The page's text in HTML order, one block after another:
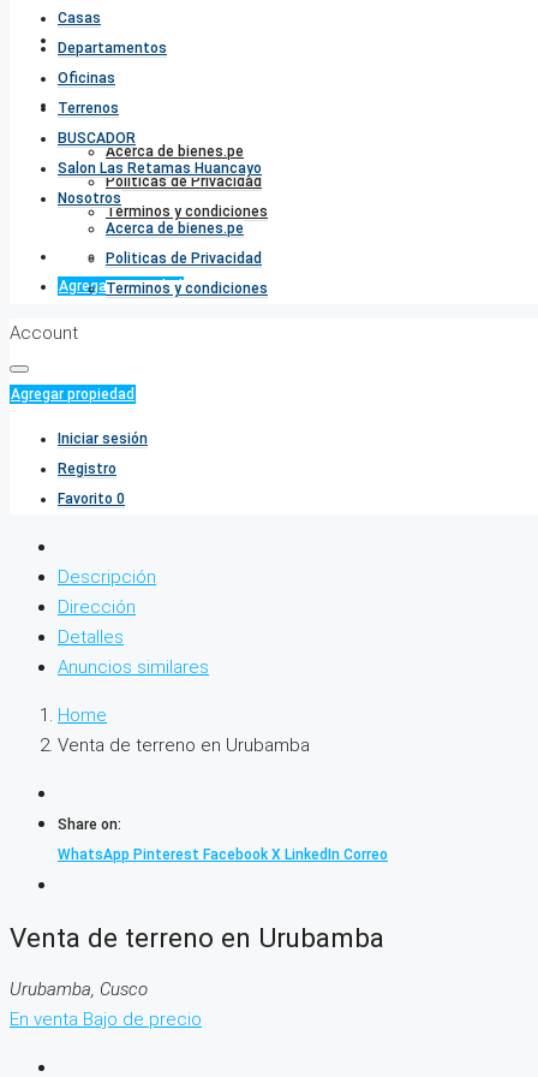
Salon Las Retamas Huancayo
Nosotros
Acerca de bienes.pe
Politicas de Privacidad
Terminos y condiciones
Favorito0
Agregar propiedad
Casas
Departamentos
Oficinas
Terrenos
BUSCADOR
Salon Las Retamas Huancayo
Nosotros
Acerca de bienes.pe
Politicas de Privacidad
Terminos y condiciones
Account
Agregar propiedad
Iniciar sesión
Registro
Favorito 0
Descripción
Dirección
Detalles
Anuncios similares
Home
Venta de terreno en Urubamba
Share on:
WhatsApp Pinterest Facebook X LinkedIn Correo
Venta de terreno en Urubamba
Urubamba, Cusco
En venta Bajo de precio